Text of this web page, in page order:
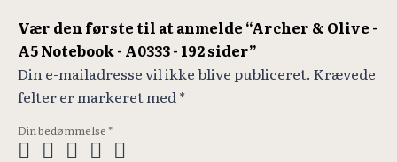
Vær den første til at anmelde “Archer & Olive -
A5 Notebook - A0333 - 192 sider”
Din e-mailadresse vil ikke blive publiceret. Krævede
felter er markeret med*
Din bedømmelse *